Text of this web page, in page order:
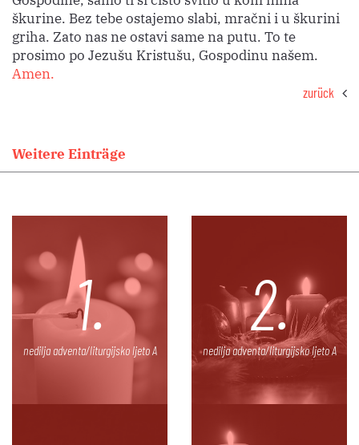
škurine. Bez tebe ostajemo slabi, mračni i u škurini
griha. Zato nas ne ostavi same na putu. To te
prosimo po Jezušu Kristušu, Gospodinu našem.
Amen.
zurück
Weitere Einträge
1.
nedilja adventa/liturgijsko ljeto A
2.
nedilja adventa/liturgijsko ljeto A